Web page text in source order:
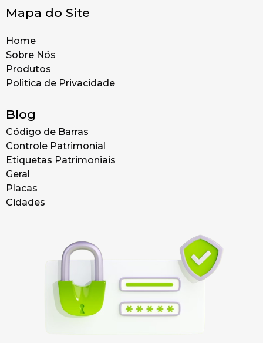
Mapa do Site
Home
Sobre Nós
Produtos
Politica de Privacidade
Blog
Código de Barras
Controle Patrimonial
Etiquetas Patrimoniais
Geral
Placas
Cidades